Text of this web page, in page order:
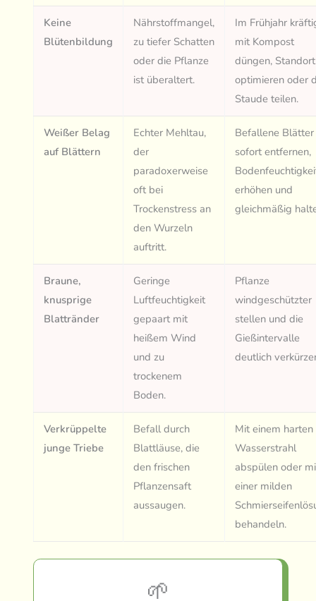
Keine
Blütenbildung
Nährstoffmangel,
zu tiefer Schatten
oder die Pflanze
ist überaltert.
Im Frühjahr
mit Kompost
düngen, Standort
optimieren oder
Staude teilen.
Weißer Belag
auf Blättern
Echter Mehltau,
der
paradoxerweise
oft bei
Trockenstress an
den Wurzeln
auftritt.
Befallene Blätter
sofort entfernen,
erhöhen und
gleichmäßig
Braune,
knusprige
Blattränder
Geringe
Luftfeuchtigkeit
gepaart mit
heißem Wind
und zu
trockenem
Boden.
Pflanze
windgeschützter
stellen und die
Gießintervalle
deutlich
Verkrüppelte
junge Triebe
Befall durch
Blattläuse, die
den frischen
Pflanzensaft
aussaugen.
Mit einem harten
Wasserstrahl
abspülen oder
einer milden
behandeln.
🌱